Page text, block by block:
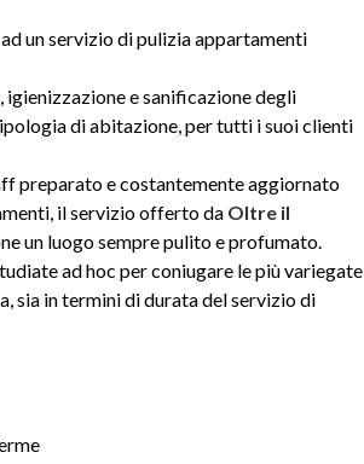
un servizio di pulizia appartamenti
e sanificazione degli
di abitazione, per tutti i suoi clienti
preparato e costantemente aggiornato
il servizio offerto da Oltre il
un luogo sempre pulito e profumato.
ad hoc per coniugare le più variegate
sia in termini di durata del servizio di